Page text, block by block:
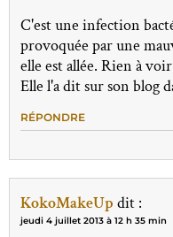
C'est une infection
provoquée par une
elle est allée. Rien à
Elle l'a dit sur son blog
RÉPONDRE
KokoMakeUp dit :
jeudi 4 juillet 2013 à 12 h 35 min